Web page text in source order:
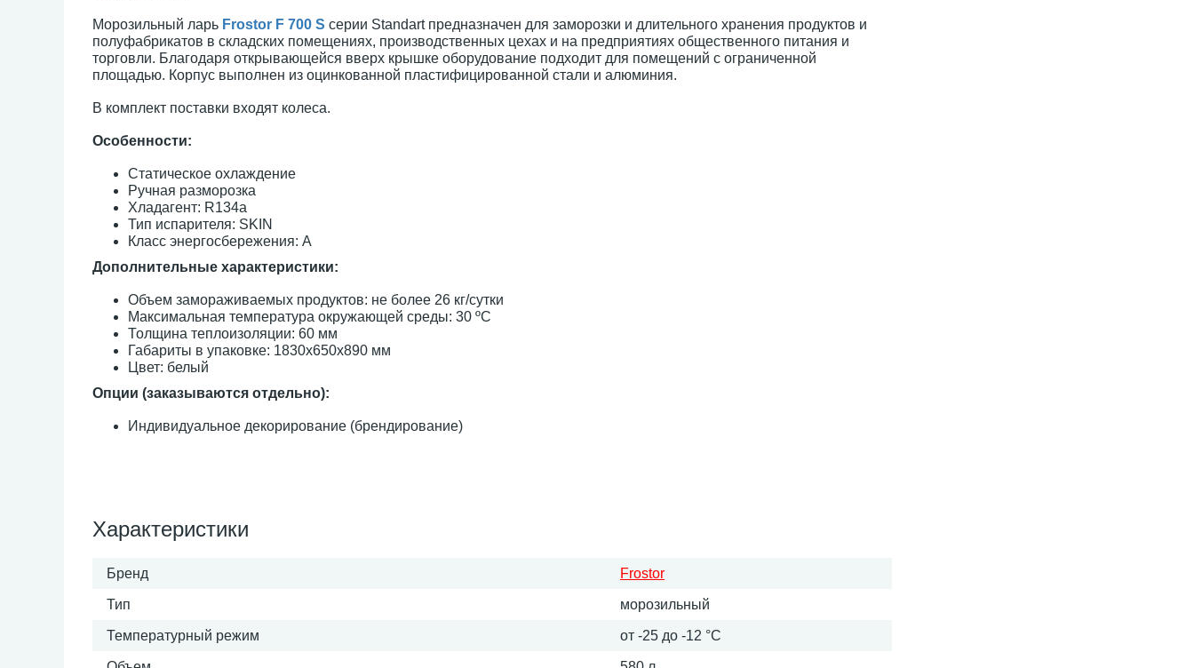
Морозильный ларь Frostor F 700 S серии Standart предназначен для заморозки и длительного хранения продуктов и
полуфабрикатов в складских помещениях, производственных цехах и на предприятиях общественного питания и
торговли. Благодаря открывающейся вверх крышке оборудование подходит для помещений с ограниченной
площадью. Корпус выполнен из оцинкованной пластифицированной стали и алюминия.
В комплект поставки входят колеса.
Особенности:
Статическое охлаждение
Ручная разморозка
Хладагент: R134a
Тип испарителя: SKIN
Класс энергосбережения: А
Дополнительные характеристики:
Объем замораживаемых продуктов: не более 26 кг/сутки
Максимальная температура окружающей среды: 30 ºC
Толщина теплоизоляции: 60 мм
Габариты в упаковке: 1830х650х890 мм
Цвет: белый
Опции (заказываются отдельно):
Индивидуальное декорирование (брендирование)
Характеристики
Бренд Frostor
Тип морозильный
Температурный режим от -25 до -12 °С